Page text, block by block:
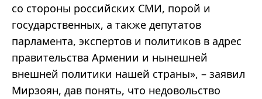
со стороны российских СМИ, порой и
государственных, а также депутатов
парламента, экспертов и политиков в адрес
правительства Армении и нынешней
внешней политики нашей страны», – заявил
Мирзоян, дав понять, что недовольство